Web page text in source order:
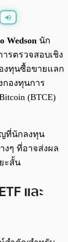
0:00
Wedson นัก
รตรวจสอบเชิง
งทุนซื้อขายแลก
กองทุนการ
(BTCE)
ญที่นักลงทุน
ๆ ที่อาจส่งผล
ะสั้น
และ